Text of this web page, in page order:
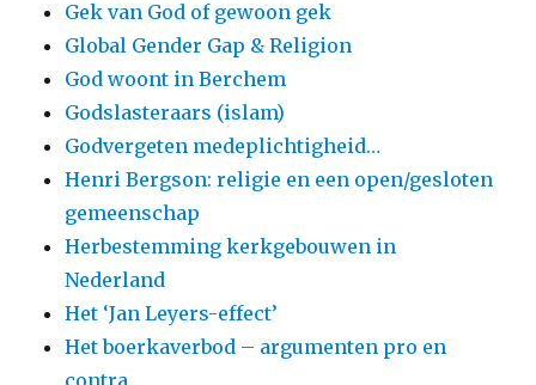
Gek van God of gewoon gek
Global Gender Gap & Religion
God woont in Berchem
Godslasteraars (islam)
Godvergeten medeplichtigheid…
Henri Bergson: religie en een open/gesloten
gemeenschap
Herbestemming kerkgebouwen in
Nederland
Het ‘Jan Leyers-effect’
Het boerkaverbod – argumenten pro en
contra